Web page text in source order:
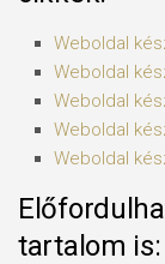
Weboldal
Weboldal
Weboldal
Weboldal
Weboldal
tartalom is: